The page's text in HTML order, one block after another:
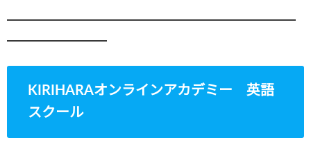
━━━━━━━━━━━━━━━━━━━━━━━━━━
━━━━━━━━━
KIRIHARAオンラインアカデミー 英語
スクール